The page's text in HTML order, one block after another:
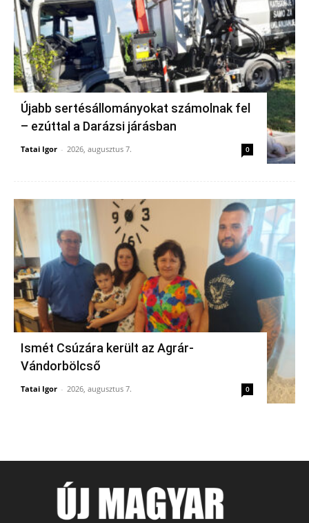
Újabb sertésállományokat számolnak fel
– ezúttal a Darázsi járásban
Tatai Igor - 2026, augusztus 7. 0
Ismét Csúzára került az Agrár-
Vándorbölcső
Tatai Igor - 2026, augusztus 7. 0